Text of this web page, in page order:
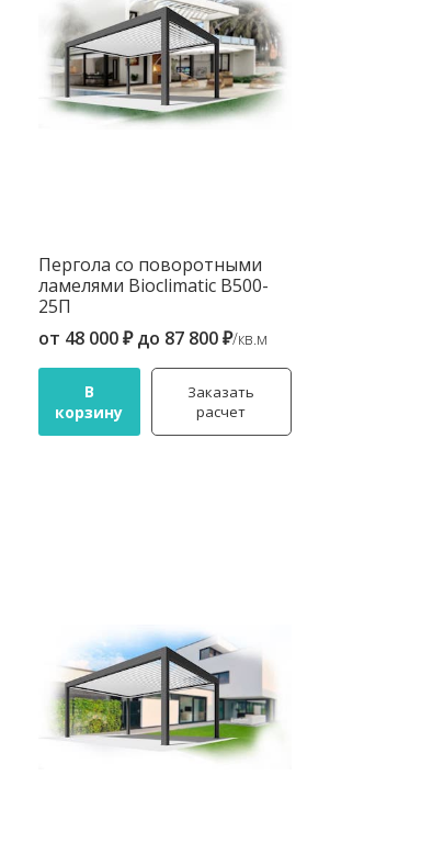
Пергола со поворотными
ламелями Bioclimatic B500-
25П
от 48 000 ₽до 87 800 ₽/кв.м
В
корзину
Заказать
расчет